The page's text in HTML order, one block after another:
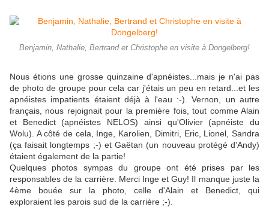
Benjamin, Nathalie, Bertrand et Christophe en visite à Dongelberg!
Nous étions une grosse quinzaine d'apnéistes...mais je n'ai pas
de photo de groupe pour cela car j'étais un peu en retard...et les
apnéistes impatients étaient déjà à l'eau :-). Vernon, un autre
français, nous rejoignait pour la première fois, tout comme Alain
et Benedict (apnéistes NELOS) ainsi qu'Olivier (apnéiste du
Wolu). A côté de cela, Inge, Karolien, Dimitri, Eric, Lionel, Sandra
(ça faisait longtemps ;-) et Gaëtan (un nouveau protégé d'Andy)
étaient également de la partie!
Quelques photos sympas du groupe ont été prises par les
responsables de la carrière. Merci Inge et Guy! Il manque juste la
4ème bouée sur la photo, celle d'Alain et Benedict, qui
exploraient les parois sud de la carrière ;-).